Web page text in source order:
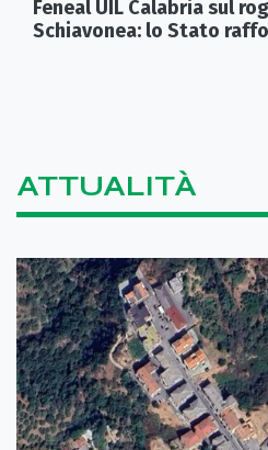
Feneal UIL Calabria sul
Schiavonea: lo Stato
ATTUALITÀ